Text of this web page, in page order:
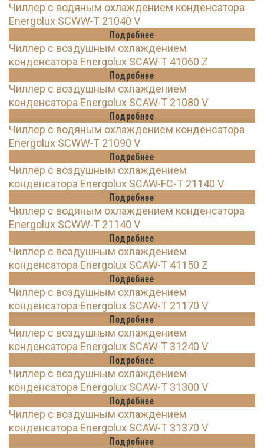
Чиллер с водяным охлаждением конденсатора
Energolux SCWW-T 21040 V
Подробнее
Чиллер с воздушным охлаждением
конденсатора Energolux SCAW-T 41060 Z
Подробнее
Чиллер с воздушным охлаждением
конденсатора Energolux SCAW-T 21080 V
Подробнее
Чиллер с водяным охлаждением конденсатора
Energolux SCWW-T 21090 V
Подробнее
Чиллер с воздушным охлаждением
конденсатора Energolux SCAW-FC-T 21140 V
Подробнее
Чиллер с водяным охлаждением конденсатора
Energolux SCWW-T 21140 V
Подробнее
Чиллер с воздушным охлаждением
конденсатора Energolux SCAW-T 41150 Z
Подробнее
Чиллер с воздушным охлаждением
конденсатора Energolux SCAW-T 21170 V
Подробнее
Чиллер с воздушным охлаждением
конденсатора Energolux SCAW-T 31240 V
Подробнее
Чиллер с воздушным охлаждением
конденсатора Energolux SCAW-T 31300 V
Подробнее
Чиллер с воздушным охлаждением
конденсатора Energolux SCAW-T 31370 V
Подробнее